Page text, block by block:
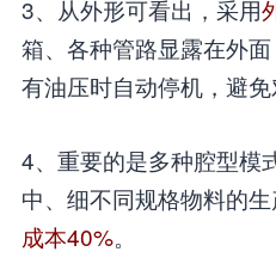
3、从外形可看出，采用
箱、各种管路显露在外
有油压时自动停机，避免
4、重要的是多种腔型模
中、细不同规格物料的生
成本40%。